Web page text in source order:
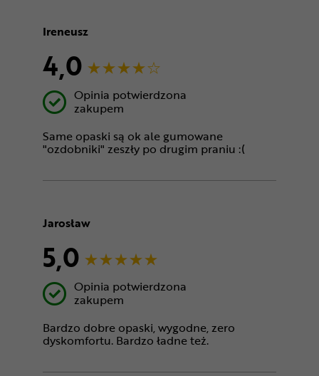
Ireneusz
4,0
Opinia potwierdzona
zakupem
Same opaski są ok ale gumowane
"ozdobniki" zeszły po drugim praniu :(
Jarosław
5,0
Opinia potwierdzona
zakupem
Bardzo dobre opaski, wygodne, zero
dyskomfortu. Bardzo ładne też.